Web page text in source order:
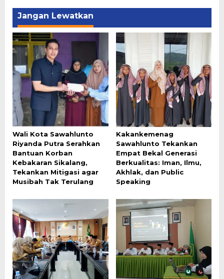
Jangan Lewatkan
Wali Kota Sawahlunto
Riyanda Putra Serahkan
Bantuan Korban
Kebakaran Sikalang,
Tekankan Mitigasi agar
Musibah Tak Terulang
Kakankemenag
Sawahlunto Tekankan
Empat Bekal Generasi
Berkualitas: Iman, Ilmu,
Akhlak, dan Public
Speaking